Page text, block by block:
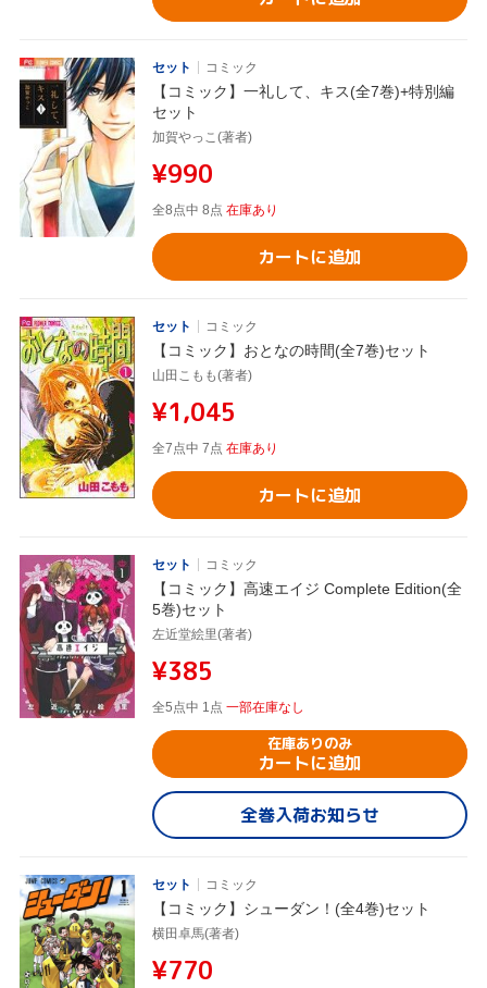
セット コミック
【コミック】一礼して、キス(全7巻)+特別編
セット
加賀やっこ(著者)
¥990
全8点中 8点 在庫あり
カートに追加
セット コミック
【コミック】おとなの時間(全7巻)セット
山田こもも(著者)
¥1,045
全7点中 7点 在庫あり
カートに追加
セット コミック
【コミック】高速エイジ Complete Edition(全
5巻)セット
左近堂絵里(著者)
¥385
全5点中 1点 一部在庫なし
在庫ありのみ
カートに追加
全巻入荷お知らせ
セット コミック
【コミック】シューダン！(全4巻)セット
横田卓馬(著者)
¥770